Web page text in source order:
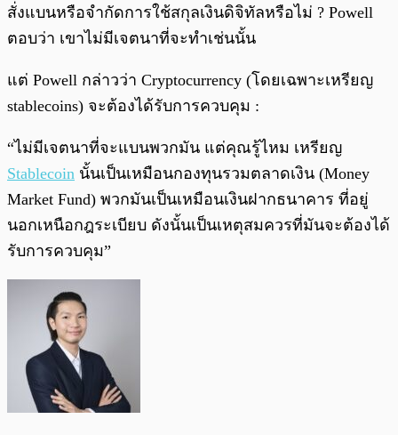
สั่งแบนหรือจำกัดการใช้สกุลเงินดิจิทัลหรือไม่ ? Powell
ตอบว่า เขาไม่มีเจตนาที่จะทำเช่นนั้น
แต่ Powell กล่าวว่า Cryptocurrency (โดยเฉพาะเหรียญ
stablecoins) จะต้องได้รับการควบคุม :
“ไม่มีเจตนาที่จะแบนพวกมัน แต่คุณรู้ไหม เหรียญ
Stablecoin นั้นเป็นเหมือนกองทุนรวมตลาดเงิน (Money
Market Fund) พวกมันเป็นเหมือนเงินฝากธนาคาร ที่อยู่
นอกเหนือกฎระเบียบ ดังนั้นเป็นเหตุสมควรที่มันจะต้องได้
รับการควบคุม”